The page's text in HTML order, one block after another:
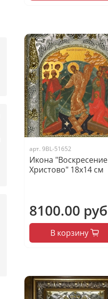
арт. 9BL-51652
Икона "Воскресение
Христово" 18х14 см
8100.00 руб
В корзину